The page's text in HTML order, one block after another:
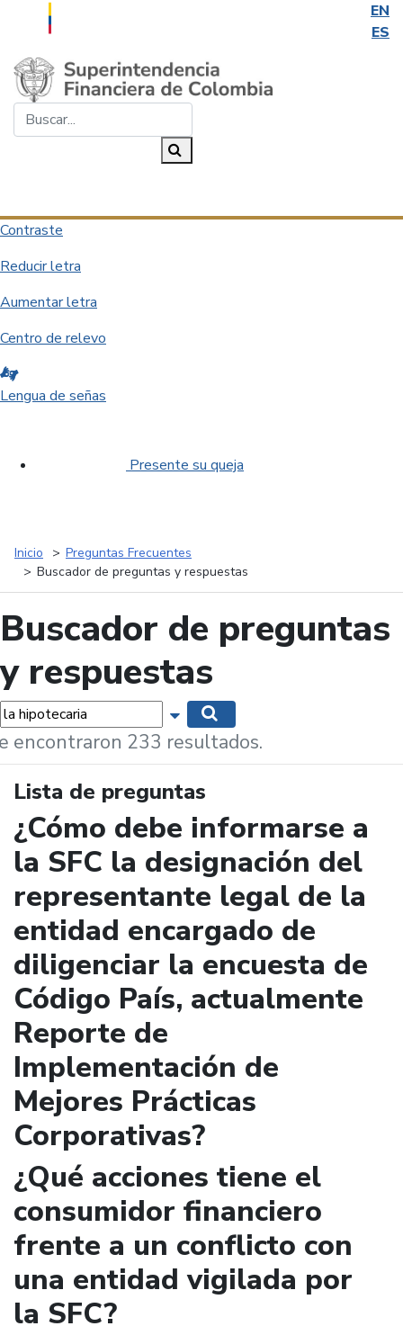
EN
ES
Saltar al contenido principal
Contraste
Reducir letra
Aumentar letra
Centro de relevo
Lengua de señas
Presente su queja
Inicio
Preguntas Frecuentes
Buscador de preguntas y respuestas
Buscador de preguntas
y respuestas
Mostrar opciones de búsqueda
encontraron 233 resultados.
Lista de preguntas
¿Cómo debe informarse a
la SFC la designación del
representante legal de la
entidad encargado de
diligenciar la encuesta de
Código País, actualmente
Reporte de
Implementación de
Mejores Prácticas
Corporativas?
¿Qué acciones tiene el
consumidor financiero
frente a un conflicto con
una entidad vigilada por
la SFC?